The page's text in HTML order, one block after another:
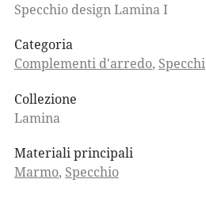
Specchio design Lamina I
Categoria
Complementi d'arredo, Specchi
Collezione
Lamina
Materiali principali
Marmo, Specchio